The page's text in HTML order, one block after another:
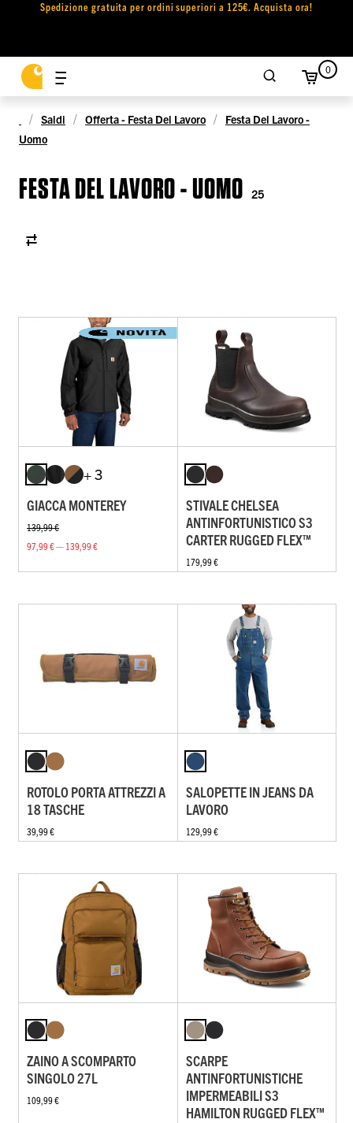
Spedizione gratuita per ordini superiori a 125€. Acquista ora!
0
Saldi Offerta - Festa Del Lavoro
Festa Del Lavoro -
Uomo
FESTA DEL LAVORO - UOMO 25
+ 3
GIACCA MONTEREY
139,99 €
97,99 € — 139,99 €
STIVALE CHELSEA
ANTINFORTUNISTICO S3
CARTER RUGGED FLEX™
179,99 €
ROTOLO PORTA ATTREZZI A
18 TASCHE
39,99 €
SALOPETTE IN JEANS DA
LAVORO
129,99 €
ZAINO A SCOMPARTO
SINGOLO 27L
109,99 €
SCARPE
ANTINFORTUNISTICHE
IMPERMEABILI S3
HAMILTON RUGGED FLEX™